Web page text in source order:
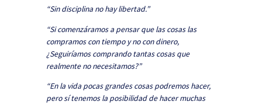
“Sin disciplina no hay libertad.”
“Si comenzáramos a pensar que las cosas las
compramos con tiempo y no con dinero,
¿Seguiríamos comprando tantas cosas que
realmente no necesitamos?”
“En la vida pocas grandes cosas podremos hacer,
pero sí tenemos la posibilidad de hacer muchas